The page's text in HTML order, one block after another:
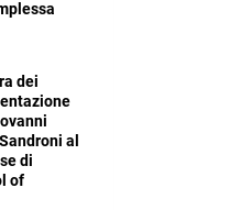
dei
al
di
of